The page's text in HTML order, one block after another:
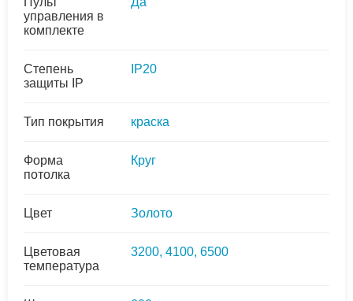
управления в
комплекте
Степень
защиты IP
IP20
Тип покрытия краска
Форма
потолка
Круг
Цвет Золото
Цветовая
температура
3200, 4100, 6500